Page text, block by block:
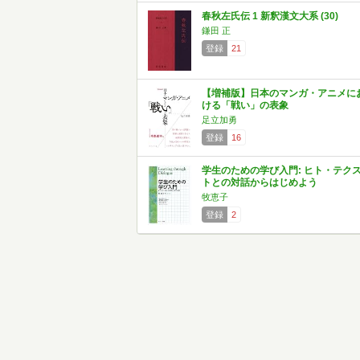
春秋左氏伝 1 新釈漢文大系 (30)
鎌田 正
登録
21
【増補版】日本のマンガ・アニメに
ける「戦い」の表象
足立加勇
登録
16
学生のための学び入門: ヒト・テク
トとの対話からはじめよう
牧恵子
登録
2